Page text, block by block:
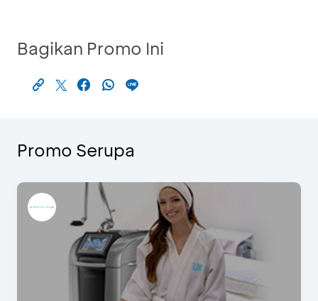
Bagikan Promo Ini
Promo Serupa